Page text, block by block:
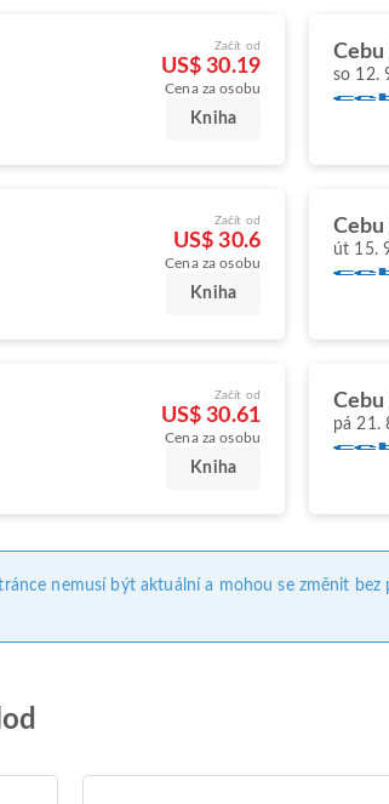
Začít od
US$ 30.19
Cena za osobu
Kniha
Cebu
so 12.
Začít od
US$ 30.6
Cena za osobu
Kniha
Cebu
út 15.
Začít od
US$ 30.61
Cena za osobu
Kniha
Cebu
pá 21.
nemusí být aktuální a mohou se změnit